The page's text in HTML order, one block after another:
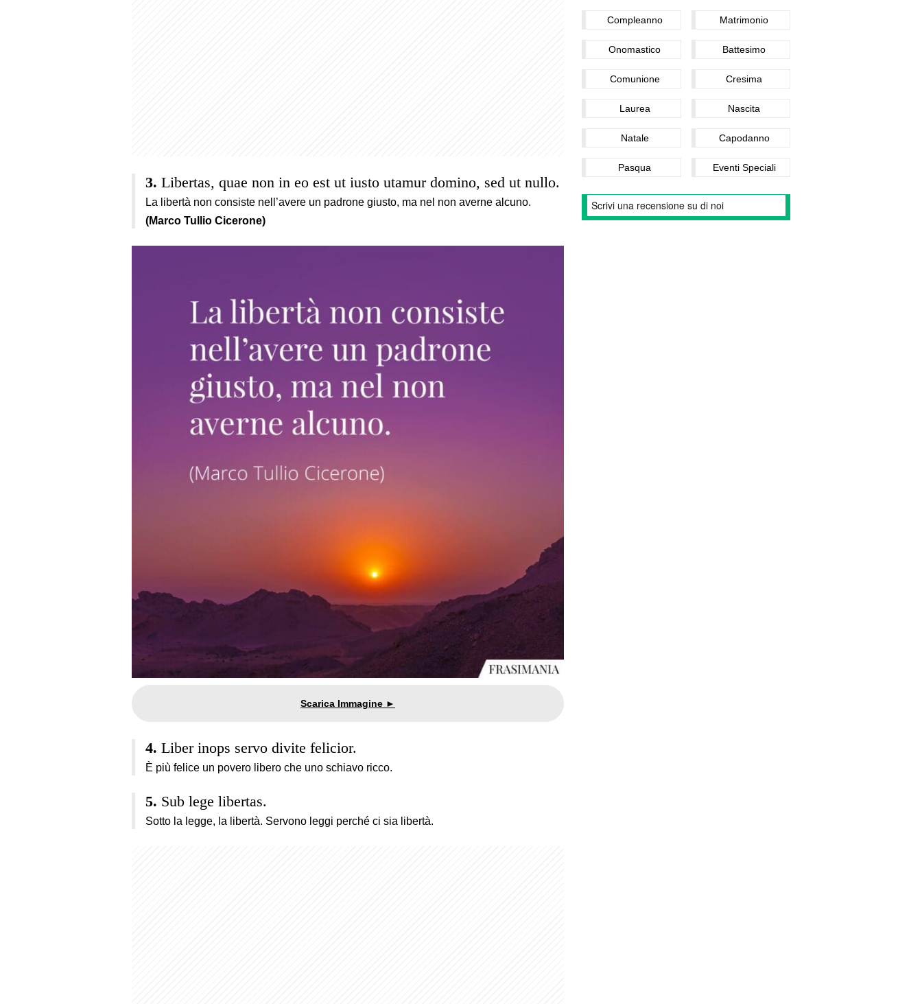
Libertas, quae non in eo est ut iusto utamur domino, sed ut nullo.
La libertà non consiste nell’avere un padrone giusto, ma nel non averne alcuno.
(Marco Tullio Cicerone)
Liber inops servo divite felicior.
È più felice un povero libero che uno schiavo ricco.
Sub lege libertas.
Sotto la legge, la libertà. Servono leggi perché ci sia libertà.
Compleanno Matrimonio
Onomastico Battesimo
Comunione Cresima
Laurea Nascita
Natale Capodanno
Pasqua Eventi Speciali